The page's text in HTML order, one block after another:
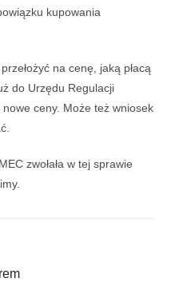
kupowania
na cenę, jaką płacą
do Urzędu Regulacji
ceny. Może też wniosek
zwołała w tej sprawie